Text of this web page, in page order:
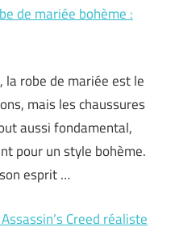
de mariée bohème :
la robe de mariée est le
mais les chaussures
aussi fondamental,
pour un style bohème.
esprit …
Creed réaliste